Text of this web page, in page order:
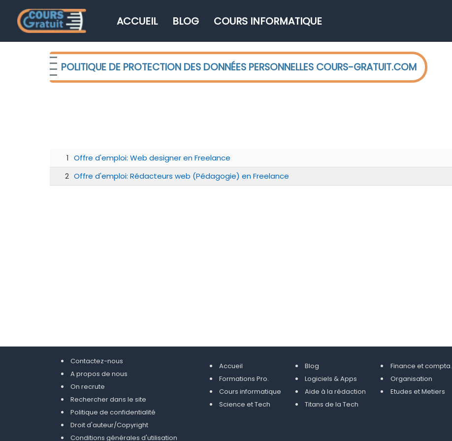
ACCUEIL BLOG COURS INFORMATIQUE
POLITIQUE DE PROTECTION DES DONNÉES PERSONNELLES COURS-GRATUIT.COM
1 Offre d'emploi: Web designer en Freelance
2 Offre d'emploi: Rédacteurs web (Pédagogie) en Freelance
Contactez-nous
A propos de nous
On recrute
Rechercher dans le site
Politique de confidentialité
Droit d'auteur/Copyright
Conditions générales d'utilisation
Accueil Blog
Finance et compta.
Formations Pro.
Logiciels & Apps
Organisation
Cours informatique
Aide à la rédaction
Etudes et Metiers
Science et Tech
Titans de la Tech